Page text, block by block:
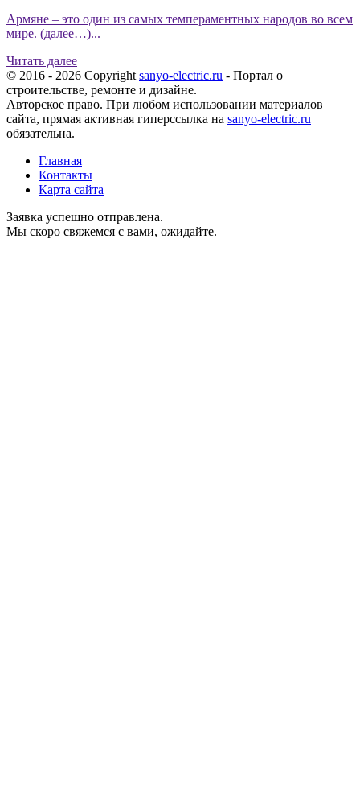
Армяне – это один из самых темпераментных народов во всем
мире. (далее…)...
Читать далее
© 2016 - 2026 Copyright sanyo-electric.ru - Портал о
строительстве, ремонте и дизайне.
Авторское право. При любом использовании материалов
сайта, прямая активная гиперссылка на sanyo-electric.ru
обязательна.
Главная
Контакты
Карта сайта
Заявка успешно отправлена.
Мы скоро свяжемся с вами, ожидайте.